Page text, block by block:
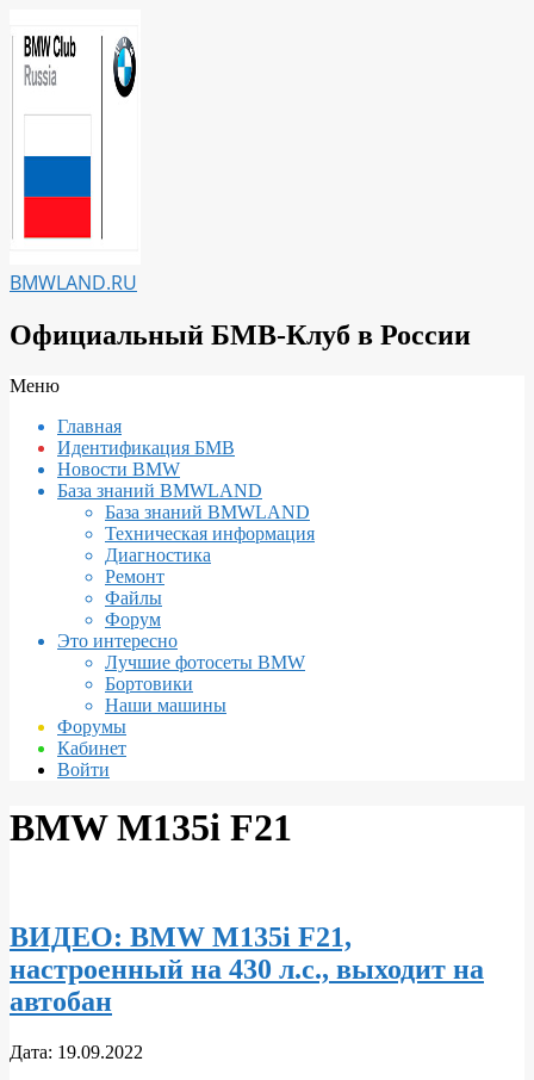
к
содержимому
BMWLAND.RU
Официальный БМВ-Клуб в России
Вторичное
навигации
Меню
Главная
Идентификация БМВ
Новости BMW
База знаний BMWLAND
База знаний BMWLAND
Техническая информация
Диагностика
Ремонт
Файлы
Форум
Это интересно
Лучшие фотосеты BMW
Бортовики
Наши машины
Форумы
Кабинет
Войти
BMW M135i F21
ВИДЕО: BMW M135i F21,
настроенный на 430 л.с., выходит на
автобан
2022-
Дата: 19.09.2022